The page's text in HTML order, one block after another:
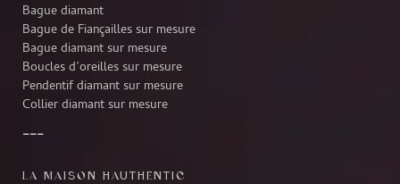
Bague diamant
Bague de Fiançailles sur mesure
Bague diamant sur mesure
Boucles d’oreilles sur mesure
Pendentif diamant sur mesure
Collier diamant sur mesure
LA MAISON HAUTHENTIC